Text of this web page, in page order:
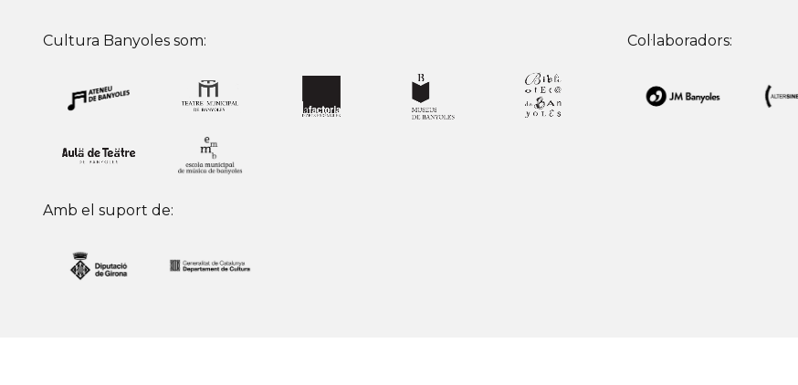
Cultura Banyoles som:
Amb el suport de:
Col·laboradors: